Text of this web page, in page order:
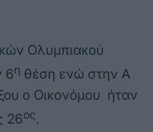
Ολυμπιακού
6η θέση ενώ στην Α
ο Οικονόμου ήταν
26ος.